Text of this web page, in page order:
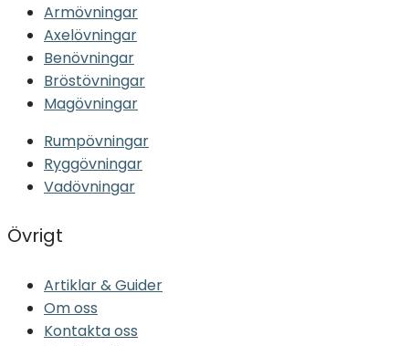
Armövningar
Axelövningar
Benövningar
Bröstövningar
Magövningar
Rumpövningar
Ryggövningar
Vadövningar
Övrigt
Artiklar & Guider
Om oss
Kontakta oss